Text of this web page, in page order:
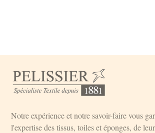
Notre expérience et notre savoir-faire vous
l'expertise des tissus, toiles et éponges, de